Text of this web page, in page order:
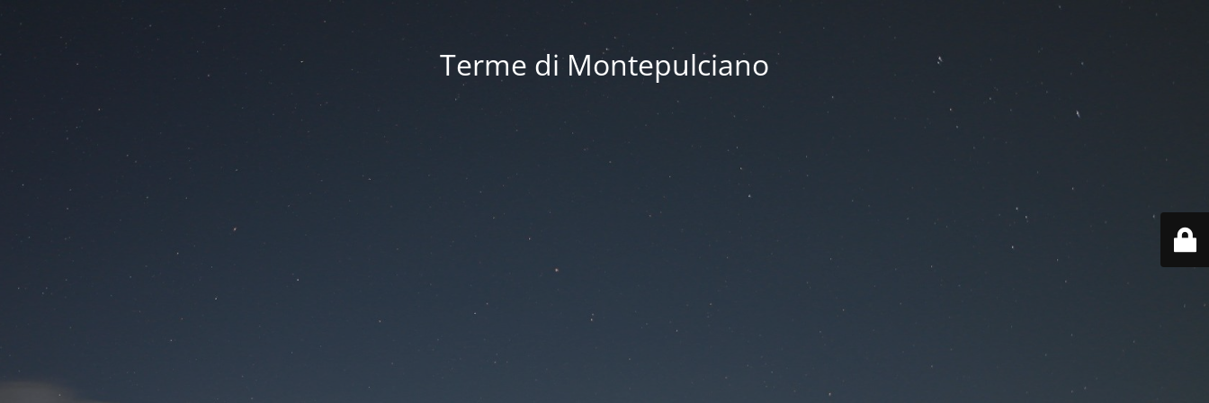
Terme di Montepulciano